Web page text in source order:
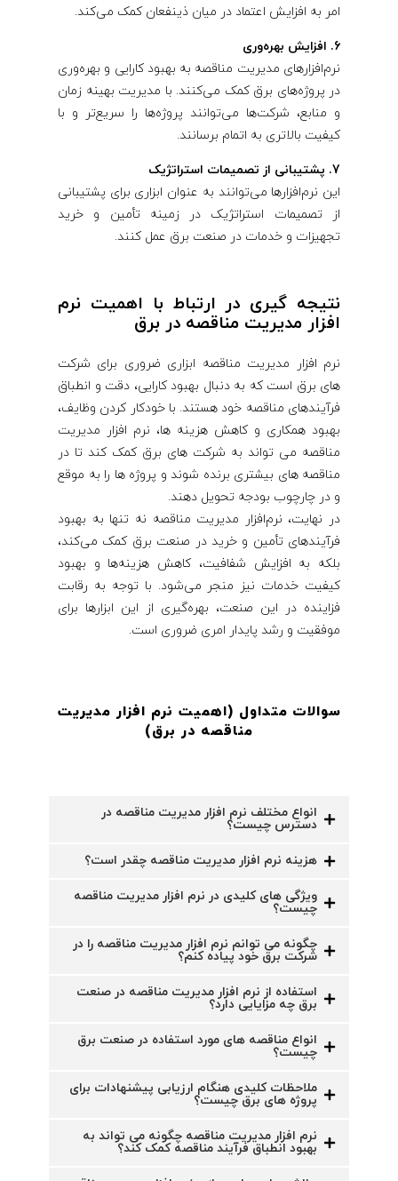
امر به افزایش اعتماد در میان ذینفعان کمک می‌کند.
6. افزایش بهره‌وری
نرم‌افزارهای مدیریت مناقصه به بهبود کارایی و بهره‌وری
در پروژه‌های برق کمک می‌کنند. با مدیریت بهینه زمان
و منابع، شرکت‌ها می‌توانند پروژه‌ها را سریع‌تر و با
کیفیت بالاتری به اتمام برسانند.
7. پشتیبانی از تصمیمات استراتژیک
این نرم‌افزارها می‌توانند به عنوان ابزاری برای پشتیبانی
از تصمیمات استراتژیک در زمینه تأمین و خرید
تجهیزات و خدمات در صنعت برق عمل کنند.
نتیجه گیری در ارتباط با اهمیت نرم
افزار مدیریت مناقصه در برق
نرم افزار مدیریت مناقصه ابزاری ضروری برای شرکت
های برق است که به دنبال بهبود کارایی، دقت و انطباق
فرآیندهای مناقصه خود هستند. با خودکار کردن وظایف،
بهبود همکاری و کاهش هزینه ها، نرم افزار مدیریت
مناقصه می تواند به شرکت های برق کمک کند تا در
مناقصه های بیشتری برنده شوند و پروژه ها را به موقع
و در چارچوب بودجه تحویل دهند.
در نهایت، نرم‌افزار مدیریت مناقصه نه تنها به بهبود
فرآیندهای تأمین و خرید در صنعت برق کمک می‌کند،
بلکه به افزایش شفافیت، کاهش هزینه‌ها و بهبود
کیفیت خدمات نیز منجر می‌شود. با توجه به رقابت
فزاینده در این صنعت، بهره‌گیری از این ابزارها برای
موفقیت و رشد پایدار امری ضروری است.
سوالات متداول (اهمیت نرم افزار مدیریت
مناقصه در برق)
انواع مختلف نرم افزار مدیریت مناقصه در
دسترس چیست؟
هزینه نرم افزار مدیریت مناقصه چقدر است؟
ویژگی های کلیدی در نرم افزار مدیریت مناقصه
چیست؟
چگونه می توانم نرم افزار مدیریت مناقصه را در
شرکت برق خود پیاده کنم؟
استفاده از نرم افزار مدیریت مناقصه در صنعت
برق چه مزایایی دارد؟
انواع مناقصه های مورد استفاده در صنعت برق
چیست؟
ملاحظات کلیدی هنگام ارزیابی پیشنهادات برای
پروژه های برق چیست؟
نرم افزار مدیریت مناقصه چگونه می تواند به
بهبود انطباق فرآیند مناقصه کمک کند؟